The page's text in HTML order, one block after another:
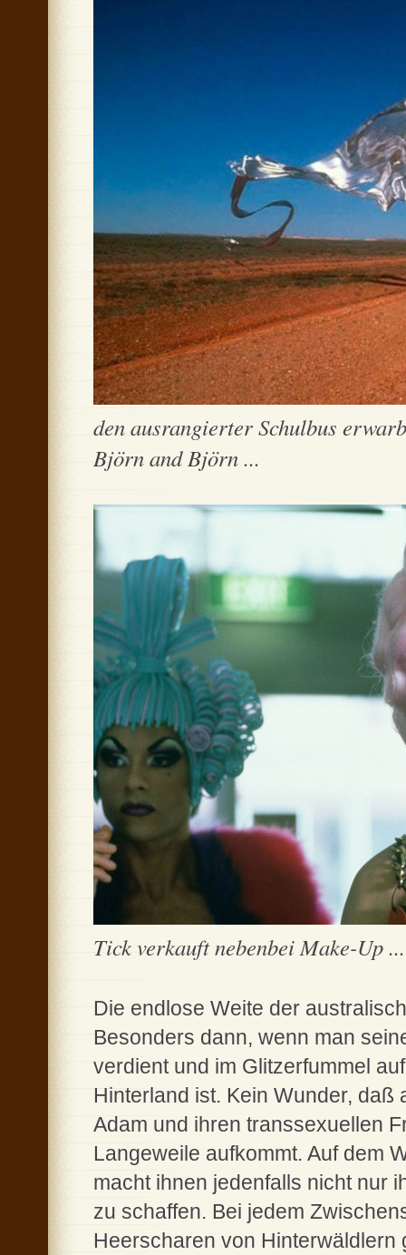
den ausrangierter Schulbus
Björn and Björn ...
Tick verkauft nebenbei Make-Up ...
Die endlose Weite der
Besonders dann, wenn man
verdient und im Glitzerfummel
Hinterland ist. Kein Wunder, daß
Adam und ihren transsexuellen
Langeweile aufkommt. Auf dem
macht ihnen jedenfalls nicht nur
zu schaffen. Bei jedem
Heerscharen von